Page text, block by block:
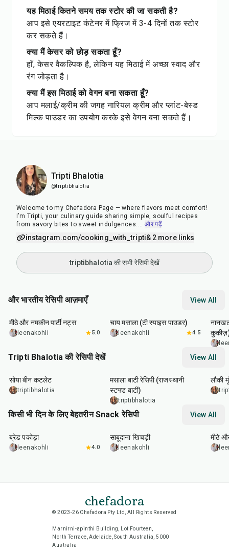
यह मिठाई कितने समय तक स्टोर की जा सकती है?
आप इसे एयरटाइट कंटेनर में फ्रिज में 3-4 दिनों तक स्टोर
कर सकते हैं।
क्या मैं केसर को छोड़ सकता हूँ?
हाँ, केसर वैकल्पिक है, लेकिन यह मिठाई में अच्छा स्वाद और
रंग जोड़ता है।
क्या मैं इस मिठाई को वेगन बना सकता हूँ?
आप मलाई/क्रीम की जगह नारियल क्रीम और प्लांट-बेस्ड
मिल्क पाउडर का उपयोग करके इसे वेगन बना सकते हैं।
Tripti Bhalotia
@triptibhalotia
Welcome to my Chefadora Page — where flavors meet comfort!
I’m Tripti, your culinary guide sharing simple, soulful recipes
from savory bites to sweet indulgences. ...और पढ़ें
instagram.com/cooking_with_tripti& 2 more links
triptibhalotia की सभी रेसिपी देखें
और भारतीय रेसिपी आज़माएँ View All
15 min
मीठे और नमकीन पार्टी नट्स
leenakohli 5.0
चाय मसाला (टी स्पाइस पाउडर)
leenakohli 4.5
Tripti Bhalotia की रेसिपी देखें View All
50
सोया बीन कटलेट
triptibhalotia
मसाला बाटी रेसिपी (राजस्थानी
स्टफ्ड बाटी)
triptibhalotia
लौकी
किसी भी दिन के लिए बेहतरीन Snack रेसिपी View All
15
ब्रेड पकोड़ा
leenakohli 4.0
hr 20
साबूदाना खिचड़ी
leenakohli
मीठे
chefadora
© 2023-26 Chefadora Pty Ltd, All Rights Reserved
Marnirni-apinthi Building, Lot Fourteen,
North Terrace, Adelaide, South Australia, 5000
Australia